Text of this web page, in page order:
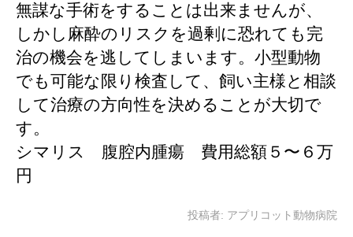
無謀な手術をすることは出来ませんが、
しかし麻酔のリスクを過剰に恐れても完
治の機会を逃してしまいます。小型動物
でも可能な限り検査して、飼い主様と相談
して治療の方向性を決めることが大切で
す。
シマリス 腹腔内腫瘍 費用総額５〜６万
円
投稿者: アプリコット動物病院